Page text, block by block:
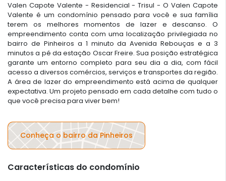
Valen Capote Valente - Residencial - Trisul - O Valen Capote
Valente é um condomínio pensado para você e sua família
terem os melhores momentos de lazer e descanso. O
empreendimento conta com uma localização privilegiada no
bairro de Pinheiros a 1 minuto da Avenida Rebouças e a 3
minutos a pé da estação Oscar Freire. Sua posição estratégica
garante um entorno completo para seu dia a dia, com fácil
acesso a diversos comércios, serviços e transportes da região.
A área de lazer do empreendimento está acima de qualquer
expectativa. Um projeto pensado em cada detalhe com tudo o
que você precisa para viver bem!
Conheça o bairro da Pinheiros
Características do condomínio